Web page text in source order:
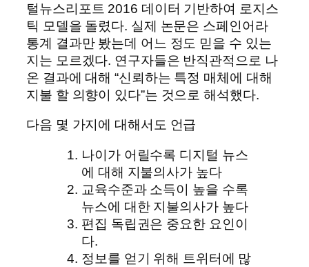
털뉴스리포트 2016 데이터 기반하여 로지스
틱 모델을 돌렸다. 실제 논문은 스페인어라
통계 결과만 봤는데 어느 정도 믿을 수 있는
지는 모르겠다. 연구자들은 반직관적으로 나
온 결과에 대해 “신뢰하는 특정 매체에 대해
지불 할 의향이 있다”는 것으로 해석했다.
다음 몇 가지에 대해서도 언급
나이가 어릴수록 디지털 뉴스
에 대해 지불의사가 높다
교육수준과 소득이 높을 수록
뉴스에 대한 지불의사가 높다
편집 독립권은 중요한 요인이
다.
정보를 얻기 위해 트위터에 많